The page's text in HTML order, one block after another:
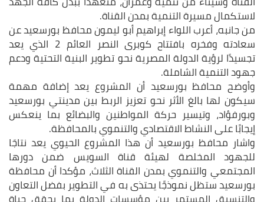
لاستكمال مسيرة التنمية بمدن القناة.
من جانبه، أعرب اللواء إبراهيم أبو ليمون محافظ بورسعيد عن
سعادته وفخره بافتتاح كوبرى النصر العائم 2 الذي يعد
تجسيدًا لرؤية الدولة المصرية نحو تطوير البنية التحتية ودعم
جهود التنمية الشاملة.
وأوضح محافظ بورسعيد أن المشروع يعد إضافة مهمة
سيكون لها بالغ الأثر نحو تعزيز الربط بين مدينتي بورسعيد
وبورفؤاد، وتيسير حركة المواطنين والبضائع بما ينعكس
إيجابًا على النشاط الاقتصادي والتنموي بالمحافظة.
واشار محافظ بورسعيد أن هذا المشروع الحيوي يعد نتاجَا
للجهود المخلصة لهيئة قناة السويس ضمن دورها
المجتمعي والتنموي بمدن القناة الثلاث، مؤكدا أن محافظة
بورسعيد ستظل نموذجًا يحتذى به في التطوير بفضل التعاون